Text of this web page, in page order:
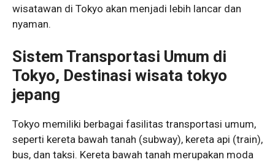
wisatawan di Tokyo akan menjadi lebih lancar dan
nyaman.
Sistem Transportasi Umum di
Tokyo, Destinasi wisata tokyo
jepang
Tokyo memiliki berbagai fasilitas transportasi umum,
seperti kereta bawah tanah (subway), kereta api (train),
bus, dan taksi. Kereta bawah tanah merupakan moda